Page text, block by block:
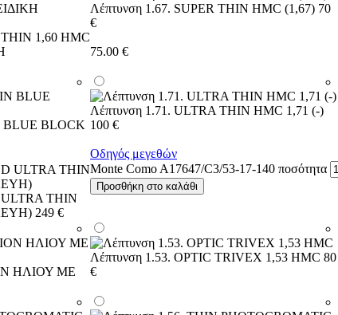
1,60 HMC
Λέπτυνση 1.67. SUPER THIN HMC (1,67) 70
€
BLUE BLOCK
Λέπτυνση 1.71. ULTRA THIN HMC 1,71 (-)
100 €
THIN
249 €
ΗΛΙΟΥ ΜΕ
Λέπτυνση 1.53. OPTIC TRIVEX 1,53 HMC 80
€
75.00 €
Οδηγός μεγεθών
Monte Como A17647/C3/53-17-140 ποσότητα
Προσθήκη στο καλάθι